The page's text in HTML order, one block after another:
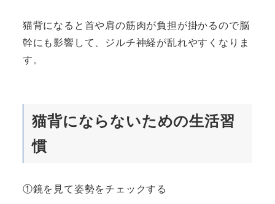
猫背になると首や肩の筋肉が負担が掛かるので脳
幹にも影響して、ジルチ神経が乱れやすくなりま
す。
猫背にならないための生活習
慣
①鏡を見て姿勢をチェックする